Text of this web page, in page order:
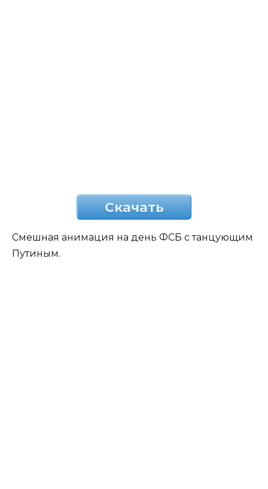
Скачать
Смешная анимация на день ФСБ с танцующим
Путиным.